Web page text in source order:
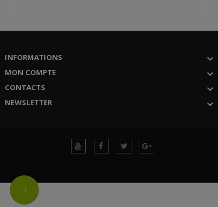
Change
INFORMATIONS
MON COMPTE
CONTACTS
NEWSLETTER